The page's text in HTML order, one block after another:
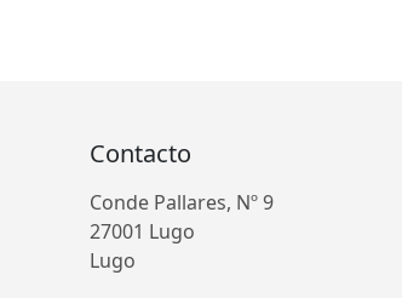
Contacto
Conde Pallares, Nº 9
27001 Lugo
Lugo